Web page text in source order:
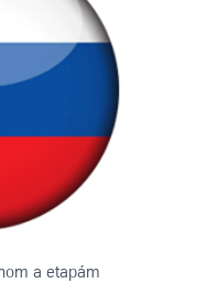
a etapám